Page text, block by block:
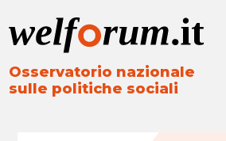
Osservatorio nazionale
sulle politiche sociali